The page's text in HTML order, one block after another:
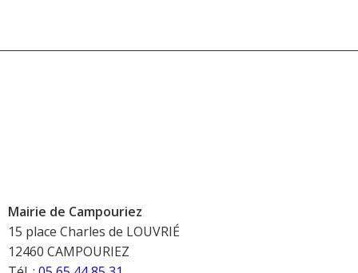
Mairie de Campouriez
15 place Charles de LOUVRIÉ
12460 CAMPOURIEZ